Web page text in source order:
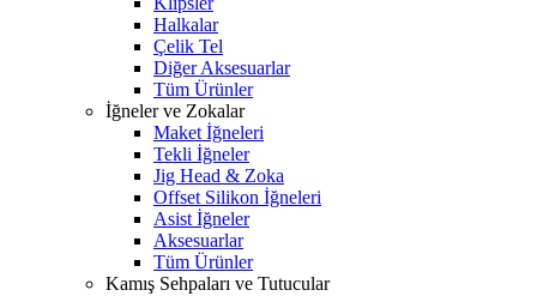
Halkalar
Çelik Tel
Diğer Aksesuarlar
Tüm Ürünler
İğneler ve Zokalar
Maket İğneleri
Tekli İğneler
Jig Head & Zoka
Offset Silikon İğneleri
Asist İğneler
Aksesuarlar
Tüm Ürünler
Kamış Sehpaları ve Tutucular